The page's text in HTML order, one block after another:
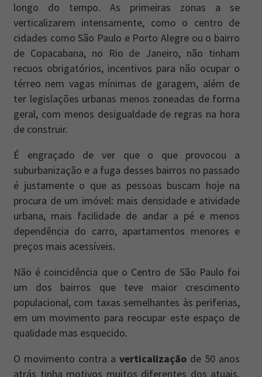
longo do tempo. As primeiras zonas a se
verticalizarem intensamente, como o centro de
cidades como São Paulo e Porto Alegre ou o bairro
de Copacabana, no Rio de Janeiro, não tinham
recuos obrigatórios, incentivos para não ocupar o
térreo nem vagas mínimas de garagem, além de
ter legislações urbanas menos zoneadas de forma
geral, com menos desigualdade de regras na hora
de construir.
É engraçado de ver que o que provocou a
suburbanização e a fuga desses bairros no passado
é justamente o que as pessoas buscam hoje na
procura de um imóvel: mais densidade e atividade
urbana, mais facilidade de andar a pé e menos
dependência do carro, apartamentos menores e
preços mais acessíveis.
Não é coincidência que o Centro de São Paulo foi
um dos bairros que teve maior crescimento
populacional, com taxas semelhantes às periferias,
em um movimento para reocupar este espaço de
qualidade mas esquecido.
O movimento contra a verticalização de 50 anos
atrás tinha motivos muitos diferentes dos atuais,